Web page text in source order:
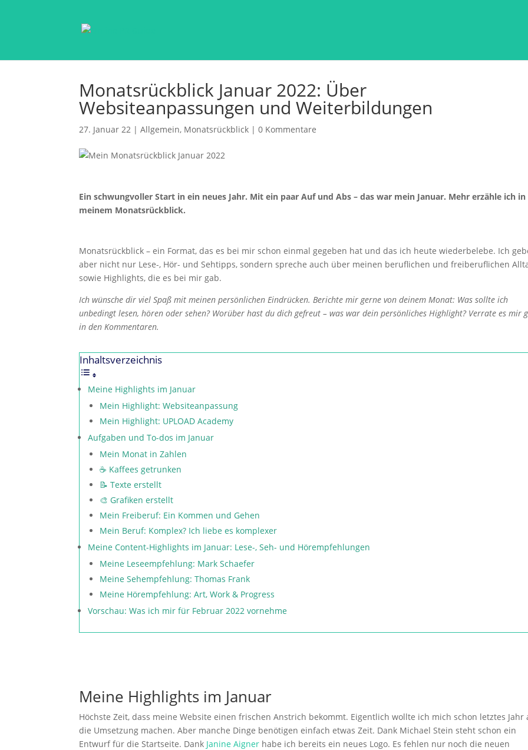
Monatsrückblick Januar 2022: Über
Websiteanpassungen und Weiterbildungen
27. Januar 22 |Allgemein, Monatsrückblick |0 Kommentare
Ein schwungvoller Start in ein neues Jahr. Mit ein paar Auf und Abs – das war mein Januar. Mehr erzähle ich in
meinem Monatsrückblick.
Monatsrückblick – ein Format, das es bei mir schon einmal gegeben hat und das ich heute wiederbelebe. Ich
aber nicht nur Lese-, Hör- und Sehtipps, sondern spreche auch über meinen beruflichen und freiberuflichen
sowie Highlights, die es bei mir gab.
Ich wünsche dir viel Spaß mit meinen persönlichen Eindrücken. Berichte mir gerne von deinem Monat: Was sollte ich
unbedingt lesen, hören oder sehen? Worüber hast du dich gefreut – was war dein persönliches Highlight? Verrate es mir
in den Kommentaren.
Inhaltsverzeichnis
Meine Highlights im Januar
Mein Highlight: Websiteanpassung
Mein Highlight: UPLOAD Academy
Aufgaben und To-dos im Januar
Mein Monat in Zahlen
☕️ Kaffees getrunken
📝 Texte erstellt
🎨 Grafiken erstellt
Mein Freiberuf: Ein Kommen und Gehen
Mein Beruf: Komplex? Ich liebe es komplexer
Meine Content-Highlights im Januar: Lese-, Seh- und Hörempfehlungen
Meine Leseempfehlung: Mark Schaefer
Meine Sehempfehlung: Thomas Frank
Meine Hörempfehlung: Art, Work & Progress
Vorschau: Was ich mir für Februar 2022 vornehme
Meine Highlights im Januar
Höchste Zeit, dass meine Website einen frischen Anstrich bekommt. Eigentlich wollte ich mich schon letztes Jahr
die Umsetzung machen. Aber manche Dinge benötigen einfach etwas Zeit. Dank Michael Stein steht schon ein
Entwurf für die Startseite. Dank Janine Aigner habe ich bereits ein neues Logo. Es fehlen nur noch die neuen